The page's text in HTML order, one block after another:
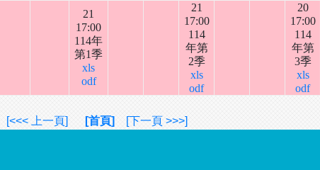
21
17:00
114年
第1季
xls
odf
21
17:00
114
年第
2季
xls
odf
20
17:00
114
年第
3季
xls
odf
[<<< 上一頁] [首頁] [下一頁 >>>]